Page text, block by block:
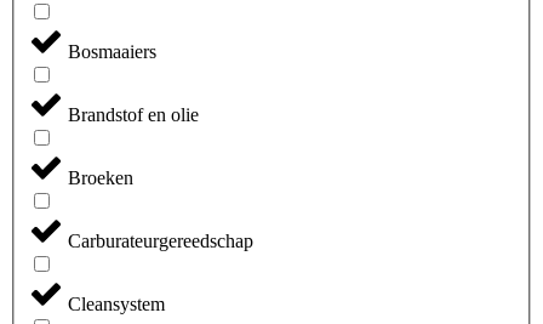
Bosmaaiers
Brandstof en olie
Broeken
Carburateurgereedschap
Cleansystem